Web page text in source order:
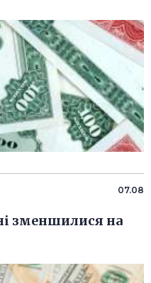
07.08
зменшилися на